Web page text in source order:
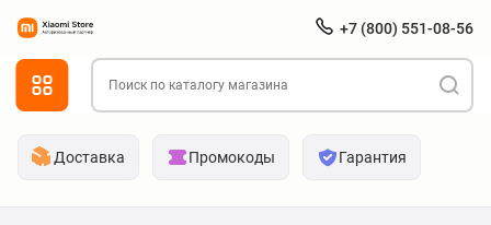
+7 (800) 551-08-56
Доставка Промокоды Гарантия